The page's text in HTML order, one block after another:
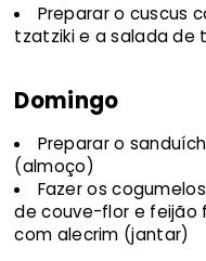
Preparar o cuscus
tzatziki e a salada
Domingo
Preparar o
(almoço)
Fazer os
de couve-flor e feijão
com alecrim (jantar)